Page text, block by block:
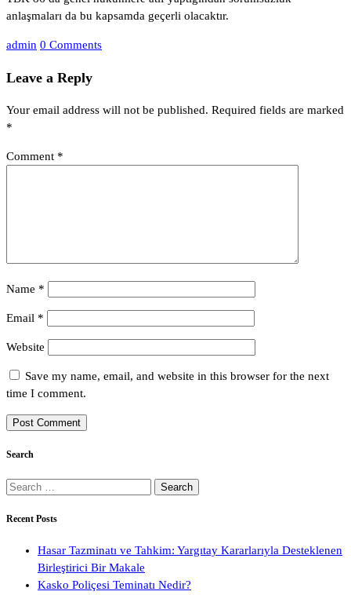
anlaşmaları da bu kapsamda geçerli olacaktır.
admin 0 Comments
Leave a Reply
Your email address will not be published. Required fields are marked
*
Comment *
Name *
Email *
Website
Save my name, email, and website in this browser for the next
time I comment.
Search
Search
Recent Posts
Hasar Tazminatı ve Tahkim: Yargıtay Kararlarıyla Desteklenen
Birleştirici Bir Makale
Kasko Poliçesi Teminatı Nedir?